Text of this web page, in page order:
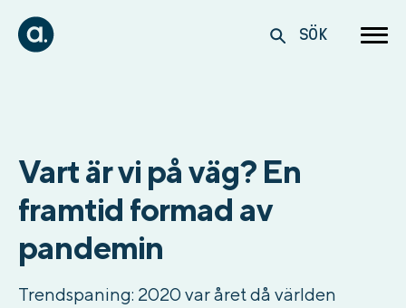
SÖK
Vart är vi på väg? En
framtid formad av
pandemin
Trendspaning: 2020 var året då världen